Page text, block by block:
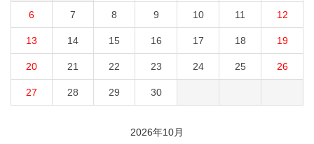
6 7 8 9 10 11 12
13 14 15 16 17 18 19
20 21 22 23 24 25 26
27 28 29 30
2026年10月